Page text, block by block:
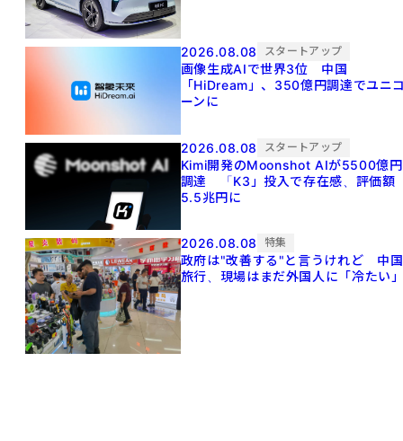
2026.08.08 スタートアップ
画像生成AIで世界3位 中国
「HiDream」、350億円調達でユニ
ーンに
2026.08.08 スタートアップ
Kimi開発のMoonshot AIが5500億円
調達 「K3」投入で存在感、評価額
5.5兆円に
2026.08.08 特集
政府は"改善する"と言うけれど 中国
旅行、現場はまだ外国人に「冷たい